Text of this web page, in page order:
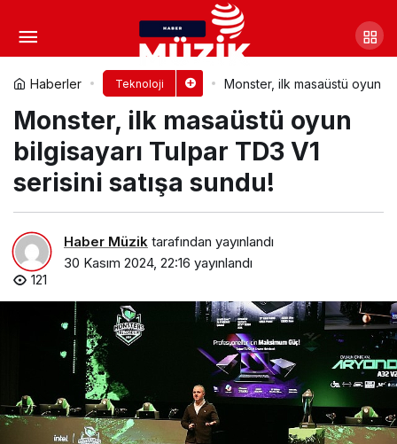
Haberler Teknoloji Monster, ilk masaüstü oyun
Monster, ilk masaüstü oyun
bilgisayarı Tulpar TD3 V1
serisini satışa sundu!
Haber Müzik tarafından yayınlandı
30 Kasım 2024, 22:16 yayınlandı
121
Monster, ilk masaüstü oyun
bilgisayarı Tulpar TD3 V1 serisini satışa
sundu!
Yorum Yap